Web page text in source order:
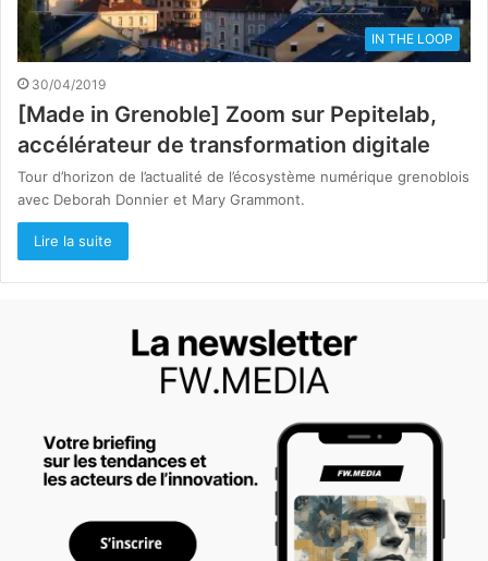
IN THE LOOP
30/04/2019
[Made in Grenoble] Zoom sur Pepitelab,
accélérateur de transformation digitale
Tour d’horizon de l’actualité de l’écosystème numérique grenoblois
avec Deborah Donnier et Mary Grammont.
Lire la suite